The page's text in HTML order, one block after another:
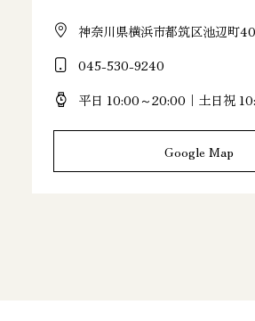
神奈川県横浜市都筑区池辺町
045-530-9240
平日 10:00～20:00｜土日祝
Google Map